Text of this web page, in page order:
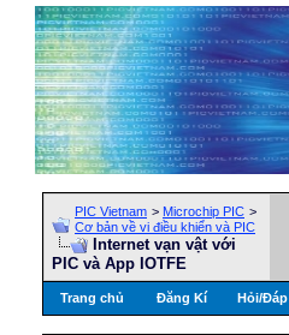
PIC Vietnam > Microchip PIC >
Cơ bản về vi điều khiển và PIC
Internet vạn vật với
PIC và App IOTFE
Trang chủ Đăng Kí Hỏi/Ðáp